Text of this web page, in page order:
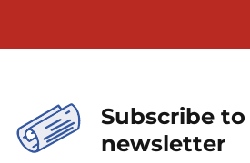
Subscribe
newsletter